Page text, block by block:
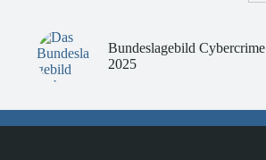
Bundeslagebild Cybercrime
2025